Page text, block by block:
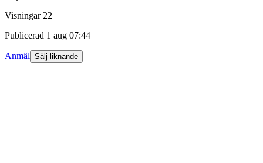
Visningar 22
Publicerad 1 aug 07:44
Anmäl Sälj liknande